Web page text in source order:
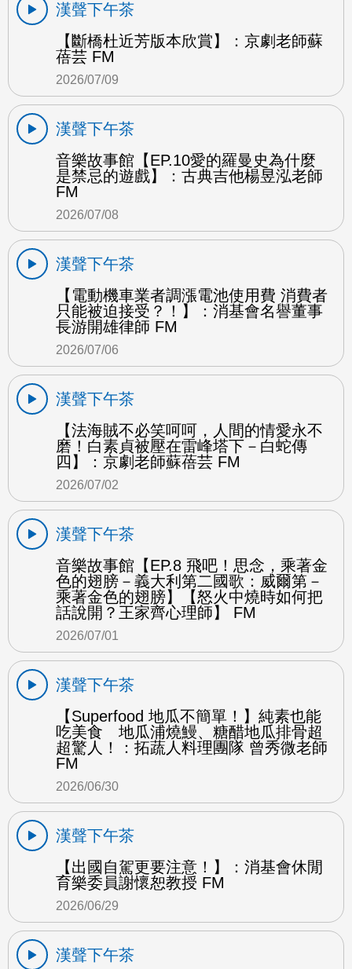
漢聲下午茶
【斷橋杜近芳版本欣賞】：京劇老師蘇
蓓芸 FM
2026/07/09
漢聲下午茶
音樂故事館【EP.10愛的羅曼史為什麼
是禁忌的遊戲】：古典吉他楊昱泓老師
FM
2026/07/08
漢聲下午茶
【電動機車業者調漲電池使用費 消費者
只能被迫接受？！】：消基會名譽董事
長游開雄律師 FM
2026/07/06
漢聲下午茶
【法海賊不必笑呵呵，人間的情愛永不
磨！白素貞被壓在雷峰塔下－白蛇傳
四】：京劇老師蘇蓓芸 FM
2026/07/02
漢聲下午茶
音樂故事館【EP.8 飛吧！思念，乘著金
色的翅膀－義大利第二國歌：威爾第－
乘著金色的翅膀】【怒火中燒時如何把
話說開？王家齊心理師】 FM
2026/07/01
漢聲下午茶
【Superfood 地瓜不簡單！】純素也能
吃美食 地瓜浦燒鰻、糖醋地瓜排骨超
超驚人！：拓蔬人料理團隊 曾秀微老師
FM
2026/06/30
漢聲下午茶
【出國自駕更要注意！】：消基會休閒
育樂委員謝懷恕教授 FM
2026/06/29
漢聲下午茶